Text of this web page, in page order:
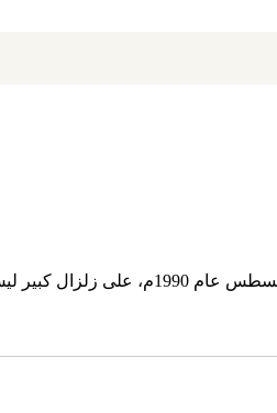
د.غانم علوان الجميلي سفير جمهورية العراق الأسبق لدي المملكة